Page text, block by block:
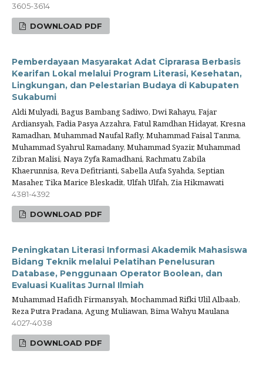
3605-3614
DOWNLOAD PDF
Pemberdayaan Masyarakat Adat Ciprarasa Berbasis
Kearifan Lokal melalui Program Literasi, Kesehatan,
Lingkungan, dan Pelestarian Budaya di Kabupaten
Sukabumi
Aldi Mulyadi, Bagus Bambang Sadiwo, Dwi Rahayu, Fajar
Ardiansyah, Fadia Pasya Azzahra, Fatul Ramdhan Hidayat, Kresna
Ramadhan, Muhammad Naufal Rafly, Muhammad Faisal Tanma,
Muhammad Syahrul Ramadany, Muhammad Syazir, Muhammad
Zibran Malisi, Naya Zyfa Ramadhani, Rachmatu Zabila
Khaerunnisa, Reva Defitrianti, Sabella Aufa Syahda, Septian
Masaher, Tika Marice Bleskadit, Ulfah Ulfah, Zia Hikmawati
4381-4392
DOWNLOAD PDF
Peningkatan Literasi Informasi Akademik Mahasiswa
Bidang Teknik melalui Pelatihan Penelusuran
Database, Penggunaan Operator Boolean, dan
Evaluasi Kualitas Jurnal Ilmiah
Muhammad Hafidh Firmansyah, Mochammad Rifki Ulil Albaab,
Reza Putra Pradana, Agung Muliawan, Bima Wahyu Maulana
4027-4038
DOWNLOAD PDF